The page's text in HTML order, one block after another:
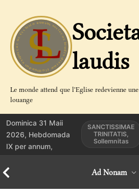
contenu
laudis
Le monde attend que l'Eglise redevienne
louange
Dominica 31 Maii
2026, Hebdomada
IX per annum,
SANCTISSIMAE
TRINITATIS,
Sollemnitas
Ad Nonam